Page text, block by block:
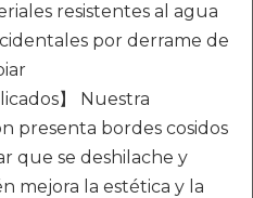
resistentes al agua
por derrame de
】 Nuestra
presenta bordes cosidos
que se deshilache y
mejora la estética y la